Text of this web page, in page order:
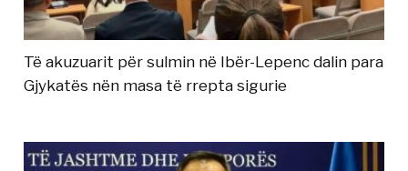
Të akuzuarit për sulmin në Ibër-Lepenc dalin para
Gjykatës nën masa të rrepta sigurie